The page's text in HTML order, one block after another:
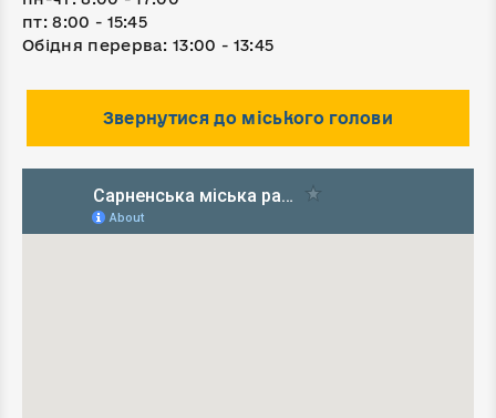
пт: 8:00 - 15:45
Обідня перерва: 13:00 - 13:45
Звернутися до міського голови